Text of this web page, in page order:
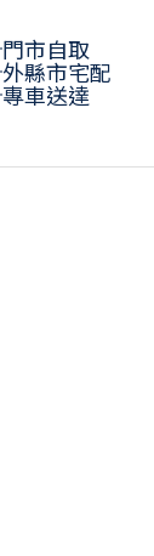
門市自取
外縣市宅配
專車送達